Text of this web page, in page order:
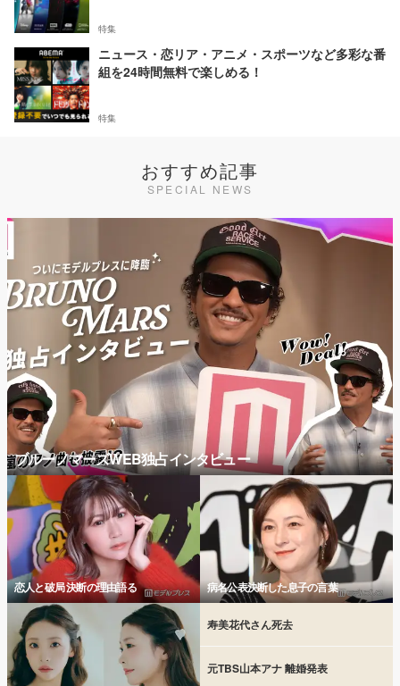
特集
ニュース・恋リア・アニメ・スポーツなど多彩な番
組を24時間無料で楽しめる！
特集
おすすめ記事
SPECIAL NEWS
ブルーノマーズWEB独占インタビュー
恋人と破局 決断の理由語る 病名公表決断した息子の言葉
寿美花代さん死去
元TBS山本アナ 離婚発表